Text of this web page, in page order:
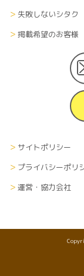
載住宅会社に
情報の取扱に
■情報の削
当サイトに
る媒体形式
に関する情
は変更でき
人確認を、
■情報の送受
利用者が当サ
ます。また、
失敗しないシタク
掲載希望のお客様
サイトポリシー
プライバシーポリ
運営・協力会社